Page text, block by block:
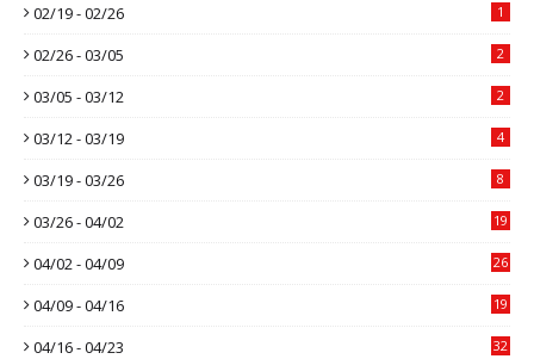
02/19 - 02/26 1
02/26 - 03/05 2
03/05 - 03/12 2
03/12 - 03/19 4
03/19 - 03/26 8
03/26 - 04/02 19
04/02 - 04/09 26
04/09 - 04/16 19
04/16 - 04/23 32